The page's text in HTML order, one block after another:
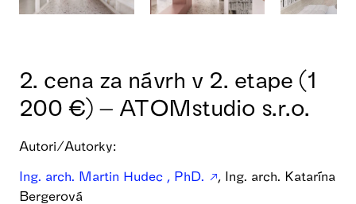
2. cena za návrh v 2. etape (1
200 €) – ATOMstudio s.r.o.
Autori/Autorky:
Ing. arch. Martin Hudec , PhD.
, Ing. arch. Katarína
Bergerová